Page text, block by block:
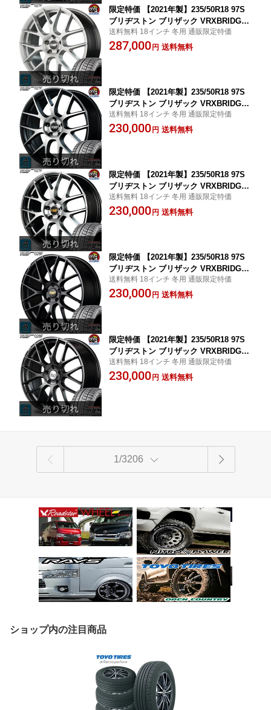
限定特価 【2021年製】235/50R18 97S
ブリヂストン ブリザック VRXBRIDGE
STONE BLIZZAK VRX新品 スタッドレ
スタイヤ ホイール4本セットRMP 027F1
送料無料 18インチ 冬用 通販限定特価
287,000 円 送料無料
限定特価 【2021年製】235/50R18 97S
ブリヂストン ブリザック VRXBRIDGE
STONE BLIZZAK VRX新品 スタッドレ
スタイヤ ホイール4本セットRMP 027F1
送料無料 18インチ 冬用 通販限定特価
230,000 円 送料無料
限定特価 【2021年製】235/50R18 97S
ブリヂストン ブリザック VRXBRIDGE
STONE BLIZZAK VRX新品 スタッドレ
スタイヤ ホイール4本セットRMP 027F1
送料無料 18インチ 冬用 通販限定特価
230,000 円 送料無料
限定特価 【2021年製】235/50R18 97S
ブリヂストン ブリザック VRXBRIDGE
STONE BLIZZAK VRX新品 スタッドレ
スタイヤ ホイール4本セットRMP 028F1
送料無料 18インチ 冬用 通販限定特価
230,000 円 送料無料
限定特価 【2021年製】235/50R18 97S
ブリヂストン ブリザック VRXBRIDGE
STONE BLIZZAK VRX新品 スタッドレ
スタイヤ ホイール4本セットRMP 028F1
送料無料 18インチ 冬用 通販限定特価
230,000 円 送料無料
1/3206
ショップ内の注目商品